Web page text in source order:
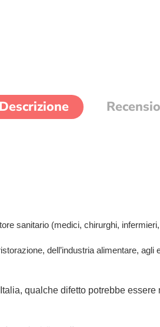
Descrizione
sanitario (medici, chirurghi,
dell’industria alimentare,
qualche difetto potrebbe